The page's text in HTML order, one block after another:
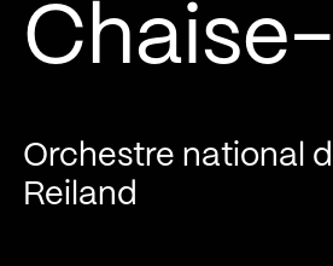
Orchestre national
Reiland